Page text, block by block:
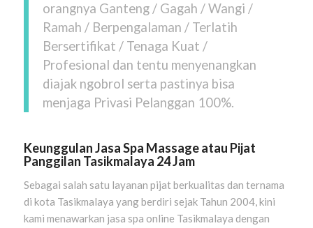
orangnya Ganteng / Gagah / Wangi /
Ramah / Berpengalaman / Terlatih
Bersertifikat / Tenaga Kuat /
Profesional dan tentu menyenangkan
diajak ngobrol serta pastinya bisa
menjaga Privasi Pelanggan 100%.
Keunggulan Jasa Spa Massage atau Pijat
Panggilan Tasikmalaya 24 Jam
Sebagai salah satu layanan pijat berkualitas dan ternama
di kota Tasikmalaya yang berdiri sejak Tahun 2004, kini
kami menawarkan jasa spa online Tasikmalaya dengan